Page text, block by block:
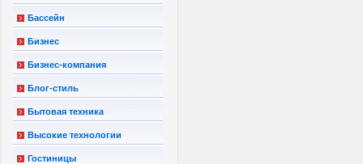
Бассейн
Бизнес
Бизнес-компания
Блог-стиль
Бытовая техника
Высокие технологии
Гостиницы